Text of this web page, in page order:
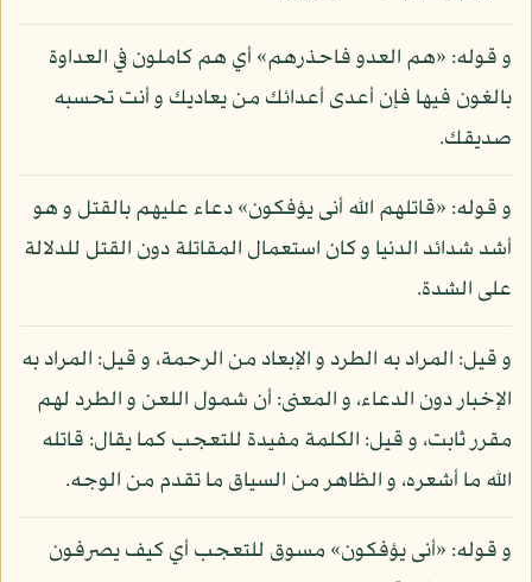
و قوله: «هم العدو فاحذرهم» أي هم كاملون في العداوة
بالغون فيها فإن أعدى أعدائك من يعاديك و أنت تحسبه
صديقك.
و قوله: «قاتلهم الله أنى يؤفكون» دعاء عليهم بالقتل و هو
أشد شدائد الدنيا و كان استعمال المقاتلة دون القتل للدلالة
على الشدة.
و قيل: المراد به الطرد و الإبعاد من الرحمة، و قيل: المراد به
الإخبار دون الدعاء، و المعنى: أن شمول اللعن و الطرد لهم
مقرر ثابت، و قيل: الكلمة مفيدة للتعجب كما يقال: قاتله
الله ما أشعره، و الظاهر من السياق ما تقدم من الوجه.
و قوله: «أنى يؤفكون» مسوق للتعجب أي كيف يصرفون